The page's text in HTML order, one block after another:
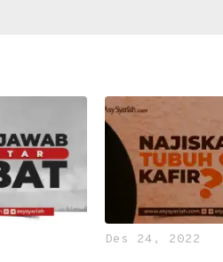
Des 24, 2022